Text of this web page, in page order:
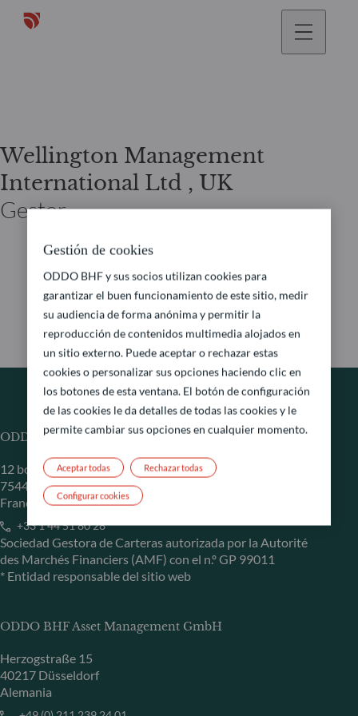
Wellington Management
International Ltd , UK
Gestor
ODDO BHF Asset Management SAS*
12 boulevard de la Madeleine
75440 Paris Cedex 09
Francia
+33 1 44 51 80 28
Sociedad Gestora de Carteras autorizada por la Autorité
des Marchés Financiers (AMF) con el n.º GP 99011
* Entidad responsable del sitio web
ODDO BHF Asset Management GmbH
Herzogstraße 15
40217 Düsseldorf
Alemania
Gestión de cookies
ODDO BHF y sus socios utilizan cookies para
garantizar el buen funcionamiento de este sitio, medir
su audiencia de forma anónima y permitir la
reproducción de contenidos multimedia alojados en
un sitio externo. Puede aceptar o rechazar estas
cookies o personalizar sus opciones haciendo clic en
los botones de esta ventana. El botón de configuración
de las cookies le da detalles de todas las cookies y le
permite cambiar sus opciones en cualquier momento.
Rechazar todas
Aceptar todas
Configurar cookies